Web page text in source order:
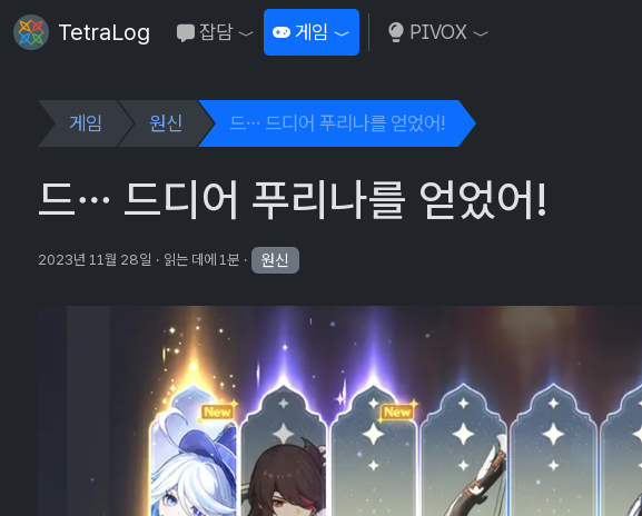
TetraLog 잡담 Toggle Dropdown
게임 Toggle Dropdown
PIVOX Toggle Dropdown
게임 원신 드… 드디어 푸리나를 얻었어!
드… 드디어 푸리나를 얻었어!
2023년 11월 28일 읽는 데에 1분 원신